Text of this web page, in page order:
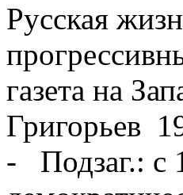
Русская
газета на
Григорьев
- Подзаг.: с